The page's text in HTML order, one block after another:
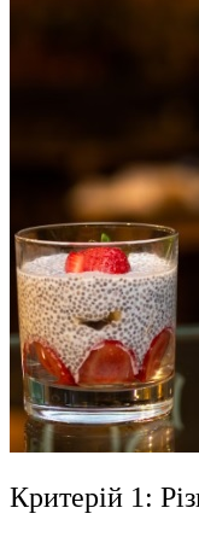
Критерій 1: